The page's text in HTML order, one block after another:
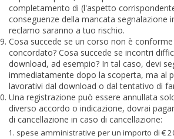
completamento di (l'aspetto
conseguenze della mancata segnalazione
reclamo saranno a tuo rischio.
Cosa succede se un corso non è
concordato? Cosa succede se incontri
download, ad esempio? In tal caso, devi
immediatamente dopo la scoperta, ma al
lavorativi dal download o dal tentativo di
Una registrazione può essere annullata
diverso accordo o indicazione, dovrai
di cancellazione in caso di cancellazione:
spese amministrative per un importo di €